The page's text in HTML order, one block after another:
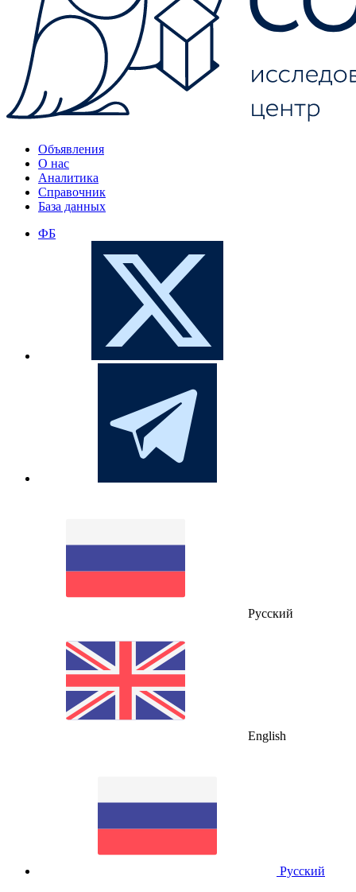
Объявления
О нас
Аналитика
Справочник
База данных
ФБ
Русский
English
Русский